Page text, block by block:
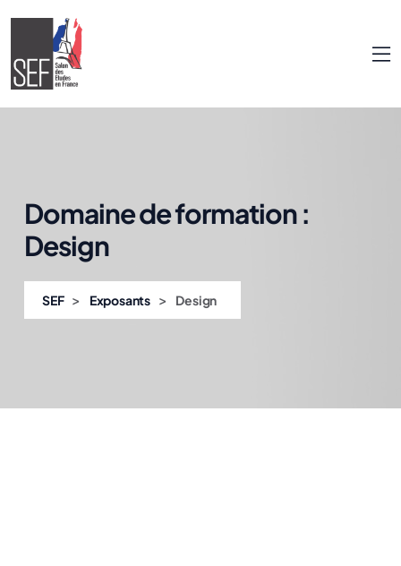
Domaine de formation :
Design
SEF > Exposants > Design